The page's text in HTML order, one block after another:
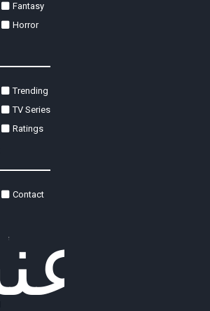
Fantasy
Horror
Trending
TV Series
Ratings
Contact